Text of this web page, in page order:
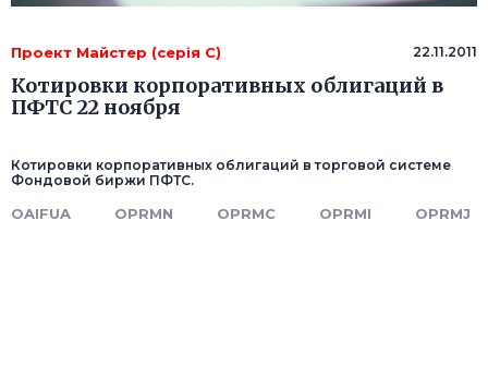
Проект Майстер (серія C) 22.11.2011
Котировки корпоративных облигаций в
ПФТС 22 ноября
Котировки корпоративных облигаций в торговой системе
Фондовой биржи ПФТС.
OAIFUA OPRMN OPRMC OPRMI OPRMJ